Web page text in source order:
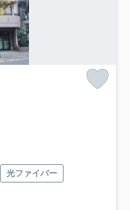
光ファイバー